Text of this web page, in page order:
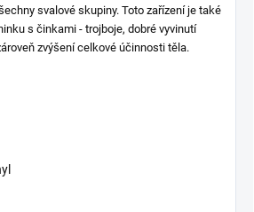
svalové skupiny. Toto zařízení je také
s činkami - trojboje, dobré vyvinutí
zvýšení celkové účinnosti těla.